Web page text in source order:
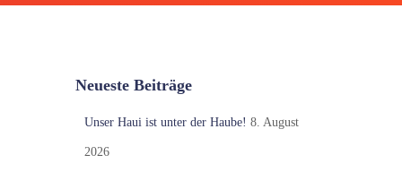
Neueste Beiträge
Unser Haui ist unter der Haube! 8. August
2026